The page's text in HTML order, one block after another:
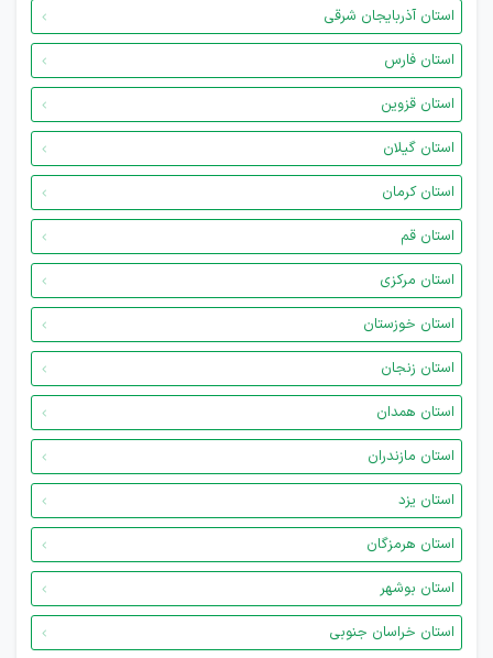
استان آذربایجان شرقی
استان فارس
استان قزوین
استان گیلان
استان کرمان
استان قم
استان مرکزی
استان خوزستان
استان زنجان
استان همدان
استان مازندران
استان یزد
استان هرمزگان
استان بوشهر
استان خراسان جنوبی